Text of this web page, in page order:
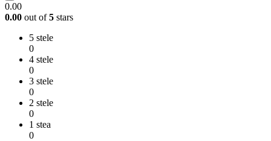
0.00
0.00 out of5 stars
5 stele
0
4 stele
0
3 stele
0
2 stele
0
1 stea
0